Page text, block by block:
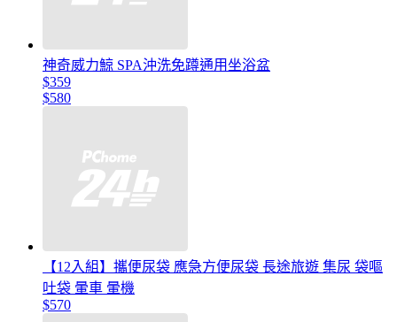
神奇威力鯨 SPA沖洗免蹲通用坐浴盆
$359
$580
【12入組】攜便尿袋 應急方便尿袋 長途旅遊 集尿 袋嘔
吐袋 暈車 暈機
$570